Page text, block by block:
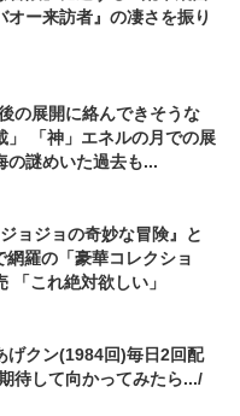
オー来訪者』の凄さを振り
の展開に絡んできそうな
」 「神」エネルの月での展
の謎めいた過去も...
ョジョの奇妙な冒険』と
羅の「豪華コレクショ
「これ絶対欲しい」
げクン(1984回)毎日2回配
待して向かってみたら.../